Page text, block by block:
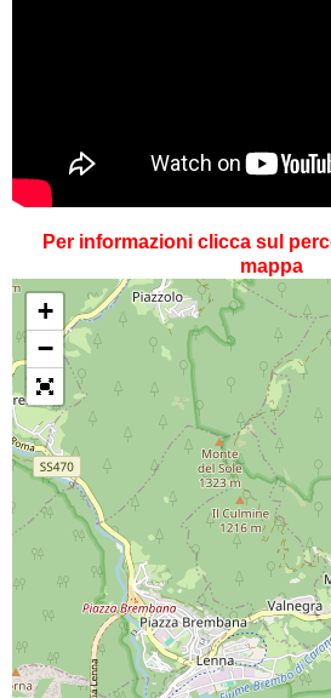
Per informazioni clicca sul
mappa
+
−